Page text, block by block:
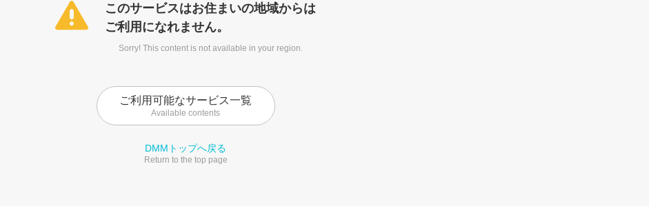
このサービスはお住まいの地域からは
ご利用になれません。
Sorry! This content is not available in your region.
ご利用可能なサービス一覧
Available contents
DMMトップへ戻る
Return to the top page